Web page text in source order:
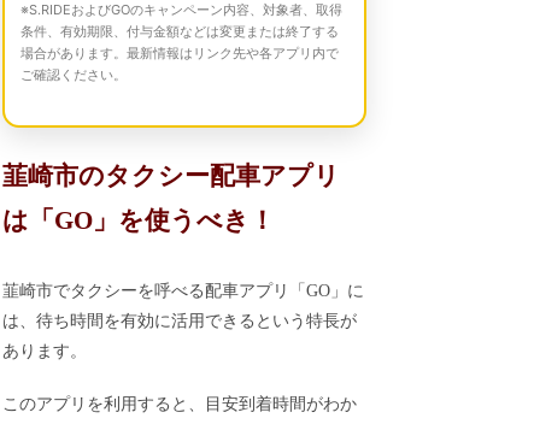
※S.RIDEおよびGOのキャンペーン内容、対象者、取得
条件、有効期限、付与金額などは変更または終了する
場合があります。最新情報はリンク先や各アプリ内で
ご確認ください。
韮崎市のタクシー配車アプリ
は「GO」を使うべき！
韮崎市でタクシーを呼べる配車アプリ「GO」に
は、待ち時間を有効に活用できるという特長が
あります。
このアプリを利用すると、目安到着時間がわか